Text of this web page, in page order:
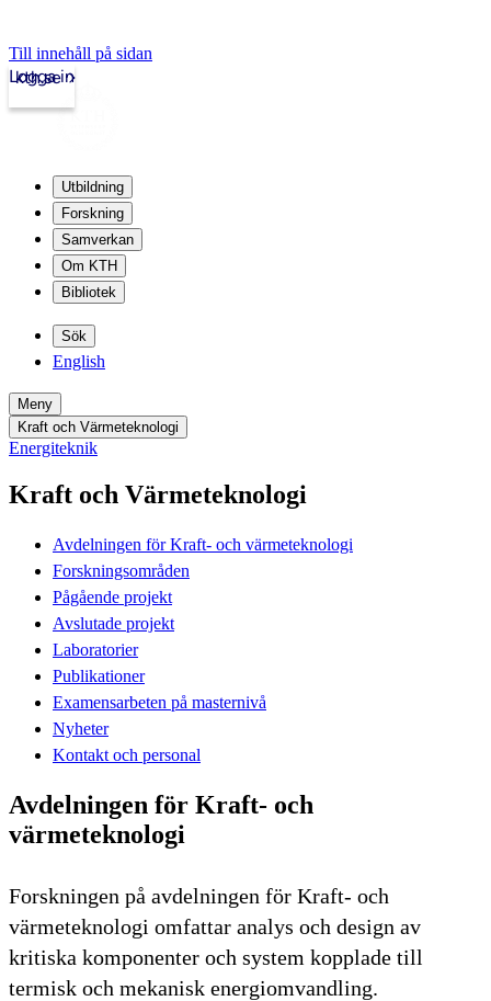
Till innehåll på sidan
kth.se
Logga in
Utbildning
Forskning
Samverkan
Om KTH
Bibliotek
Sök
English
Meny
Kraft och Värmeteknologi
Energiteknik
Kraft och Värmeteknologi
Avdelningen för Kraft- och värmeteknologi
Forskningsområden
Pågående projekt
Avslutade projekt
Laboratorier
Publikationer
Examensarbeten på masternivå
Nyheter
Kontakt och personal
Avdelningen för Kraft- och
värmeteknologi
Forskningen på avdelningen för Kraft- och
värmeteknologi omfattar analys och design av
kritiska komponenter och system kopplade till
termisk och mekanisk energiomvandling.